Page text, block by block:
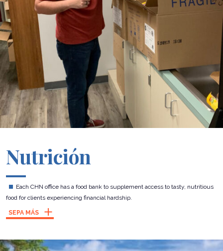
Nutrición
Each CHN office has a food bank to supplement access to tasty, nutritious
food for clients experiencing financial hardship.
SEPA MÁS